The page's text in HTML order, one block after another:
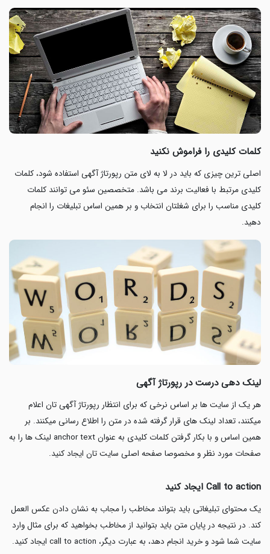
کلمات کلیدی را فراموش نکنید
اصلی ترین چیزی که باید در لا به لای متن رپورتاژ آگهی استفاده شود، کلمات
کلیدی مرتبط با فعالیت برند می باشد. متخصصین سئو می توانند کلمات
کلیدی مناسب را برای شغلتان انتخاب و بر همین اساس تبلیغات را انجام
دهید.
لینک دهی درست در رپورتاژ آگهی
هر یک از سایت ها بر اساس نرخی که برای انتظار رپورتاژ آگهی تان اعلام
میکنند، تعداد لینک های قرار گرفته شده در متن را اطلاع رسانی میکنند. بر
همین اساس و با بکار گرفتن کلمات کلیدی به عنوان anchor text لینک ها را به
صفحات مورد نظر و مخصوصا صفحه اصلی سایت تان ایجاد کنید.
Call to action ایجاد کنید
یک محتوای تبلیغاتی باید بتواند مخاطب را مجاب به نشان دادن عکس العمل
کند. در نتیجه در پایان متن باید بتوانید از مخاطب بخواهید که برای مثال وارد
سایت شما شود و خرید انجام دهد، به عبارت دیگر، call to action ایجاد کنید.